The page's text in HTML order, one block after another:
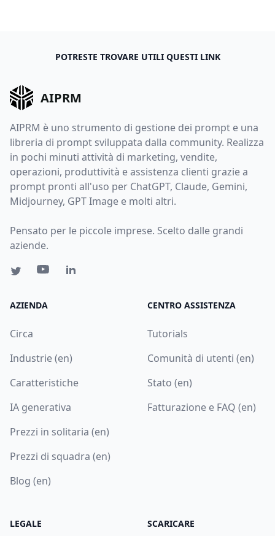
POTRESTE TROVARE UTILI QUESTI LINK
AIPRM
AIPRM è uno strumento di gestione dei prompt e una
libreria di prompt sviluppata dalla community. Realizza
in pochi minuti attività di marketing, vendite,
operazioni, produttività e assistenza clienti grazie a
prompt pronti all'uso per ChatGPT, Claude, Gemini,
Midjourney, GPT Image e molti altri.
Pensato per le piccole imprese. Scelto dalle grandi
aziende.
AZIENDA
Circa
Industrie (en)
Caratteristiche
IA generativa
Prezzi in solitaria (en)
Prezzi di squadra (en)
Blog (en)
CENTRO ASSISTENZA
Tutorials
Comunità di utenti (en)
Stato (en)
Fatturazione e FAQ (en)
LEGALE SCARICARE